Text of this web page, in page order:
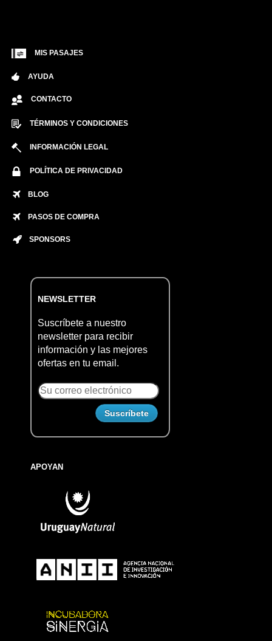
MIS PASAJES
AYUDA
CONTACTO
TÉRMINOS Y CONDICIONES
INFORMACIÓN LEGAL
POLÍTICA DE PRIVACIDAD
BLOG
PASOS DE COMPRA
SPONSORS
NEWSLETTER
Suscríbete a nuestro
newsletter para recibir
información y las mejores
ofertas en tu email.
APOYAN